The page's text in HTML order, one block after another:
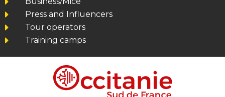
Press and Influencers
Tour operators
Training camps